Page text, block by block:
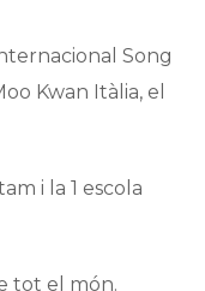
Song
Kwan Itàlia, el
i la 1 escola
tot el món.